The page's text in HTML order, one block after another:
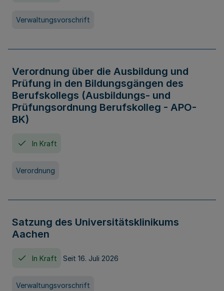
Verwaltungsvorschrift
Verordnung über die Ausbildung und
Prüfung in den Bildungsgängen des
Berufskollegs (Ausbildungs- und
Prüfungsordnung Berufskolleg - APO-
BK)
In Kraft
Verordnung
Satzung des Universitätsklinikums
Aachen
In Kraft Seit 16. Juli 2026
Verwaltungsvorschrift